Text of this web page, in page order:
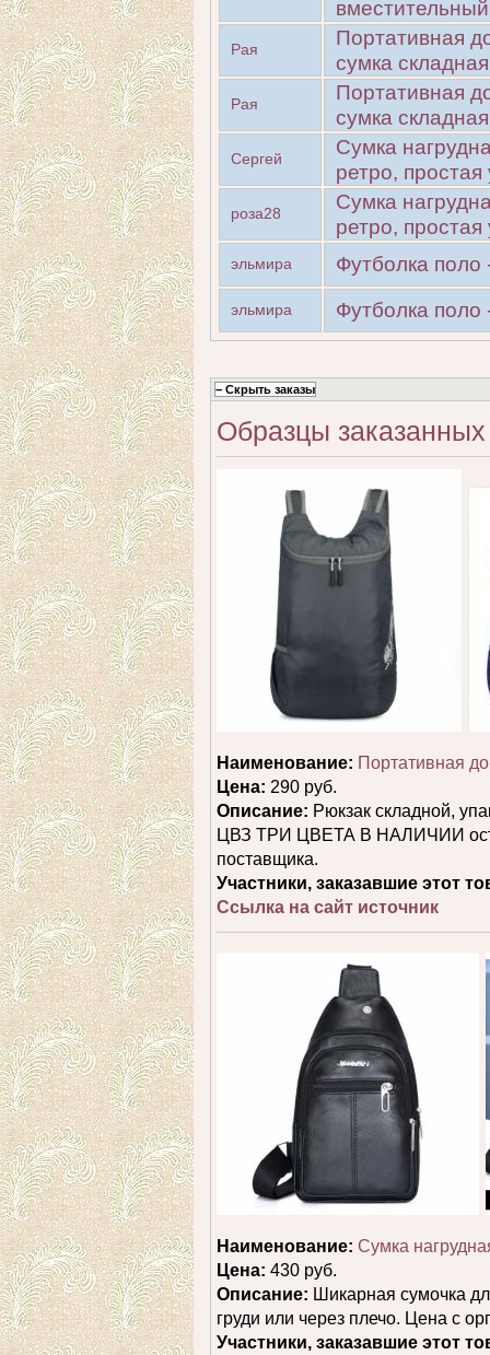
Рая
Портативная
сумка
Рая
Портативная
сумка
Сергей
Сумка
ретро,
роза28
Сумка
ретро,
эльмира Футболка
эльмира Футболка поло
Образцы заказанных
Наименование: Портативная
Цена: 290 руб.
Описание: Рюкзак складной,
ЦВЗ ТРИ ЦВЕТА В НАЛИЧИИ
поставщика.
Участники, заказавшие этот
Ссылка на сайт источник
Наименование: Сумка
Цена: 430 руб.
Описание: Шикарная сумочка
груди или через плечо. Цена с
Участники, заказавшие этот